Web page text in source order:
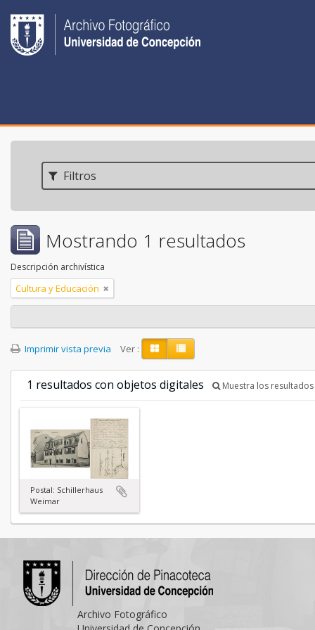
Filtros
Mostrando 1 resultados
Descripción archivística
Cultura y Educación
Imprimir vista previa Ver :
1 resultados con objetos digitales Muestra los
Postal: Schillerhaus
Weimar
Archivo Fotográfico